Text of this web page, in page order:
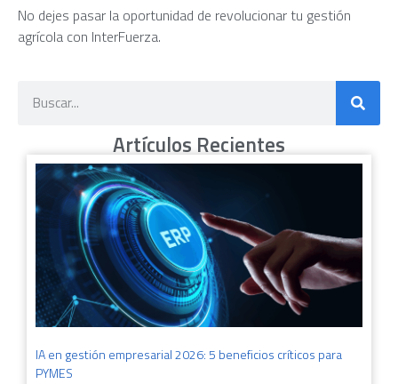
No dejes pasar la oportunidad de revolucionar tu gestión
agrícola con InterFuerza.
Artículos Recientes
IA en gestión empresarial 2026: 5 beneficios críticos para
PYMES